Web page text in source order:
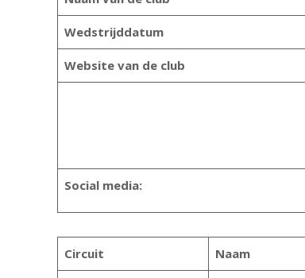
Wedstrijddatum
Website van de club
Social media:
Circuit Naam